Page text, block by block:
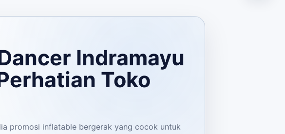
Indramayu
Toko
promosi inflatable bergerak yang cocok untuk